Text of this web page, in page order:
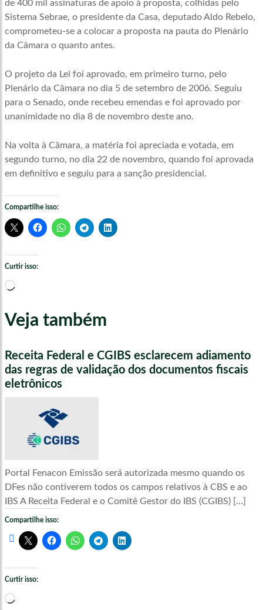
de 400 mil assinaturas de apoio à proposta, colhidas pelo
Sistema Sebrae, o presidente da Casa, deputado Aldo Rebelo,
comprometeu-se a colocar a proposta na pauta do Plenário
da Câmara o quanto antes.
O projeto da Lei foi aprovado, em primeiro turno, pelo
Plenário da Câmara no dia 5 de setembro de 2006. Seguiu
para o Senado, onde recebeu emendas e foi aprovado por
unanimidade no dia 8 de novembro deste ano.
Na volta à Câmara, a matéria foi apreciada e votada, em
segundo turno, no dia 22 de novembro, quando foi aprovada
em definitivo e seguiu para a sanção presidencial.
Compartilhe isso:
Curtir isso:
Carregando...
Veja também
Receita Federal e CGIBS esclarecem adiamento
das regras de validação dos documentos fiscais
eletrônicos
Portal Fenacon Emissão será autorizada mesmo quando os
DFes não contiverem todos os campos relativos à CBS e ao
IBS A Receita Federal e o Comitê Gestor do IBS (CGIBS) […]
Compartilhe isso:
Curtir isso:
Carregando...